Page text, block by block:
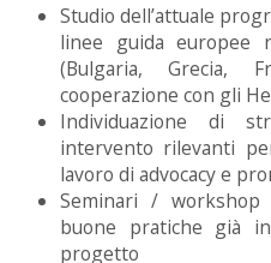
Studio dell’attuale
linee guida europee
(Bulgaria, Grecia,
cooperazione con gli
Individuazione di
intervento rilevanti
lavoro di advocacy e
Seminari /
buone pratiche già
progetto